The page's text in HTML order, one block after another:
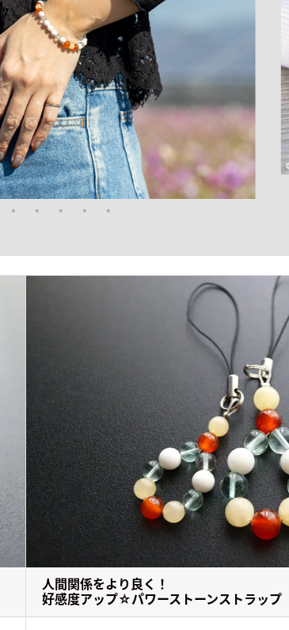
人間関係をより良く！
好感度アップ☆パワーストーンストラップ